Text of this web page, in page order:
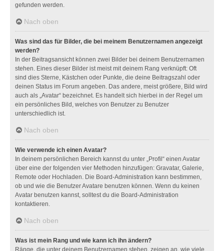
gefunden werden.
Nach oben
Was sind das für Bilder, die bei meinem Benutzernamen angezeigt
werden?
In der Beitragsansicht können zwei Bilder bei deinem Benutzernamen
stehen. Eines dieser Bilder ist meist mit deinem Rang verknüpft: Oft
sind dies Sterne, Kästchen oder Punkte, die deine Beitragszahl oder
deinen Status im Forum angeben. Das andere, meist größere, Bild wird
auch als „Avatar“ bezeichnet. Es handelt sich hierbei in der Regel um
ein persönliches Bild, welches von Benutzer zu Benutzer
unterschiedlich ist.
Nach oben
Wie verwende ich einen Avatar?
In deinem persönlichen Bereich kannst du unter „Profil“ einen Avatar
über eine der folgenden vier Methoden hinzufügen: Gravatar, Galerie,
Remote oder Hochladen. Die Board-Administration kann bestimmen,
ob und wie die Benutzer Avatare benutzen können. Wenn du keinen
Avatar benutzen kannst, solltest du die Board-Administration
kontaktieren.
Nach oben
Was ist mein Rang und wie kann ich ihn ändern?
Ränge, die unter deinem Benutzernamen stehen, zeigen an, wie viele